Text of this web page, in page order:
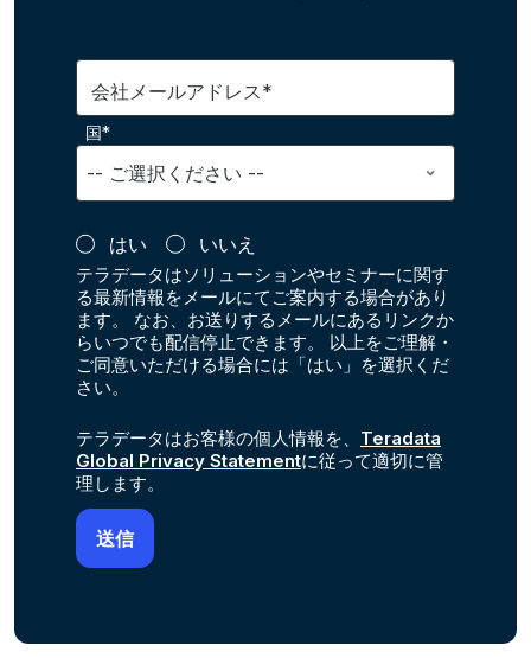
会社メールアドレス*
国*
はい いいえ
テラデータはソリューションやセミナーに関す
る最新情報をメールにてご案内する場合があり
ます。 なお、お送りするメールにあるリンクか
らいつでも配信停止できます。 以上をご理解・
ご同意いただける場合には「はい」を選択くだ
さい。
テラデータはお客様の個人情報を、 Teradata
Global Privacy Statementに従って適切に管
理します。